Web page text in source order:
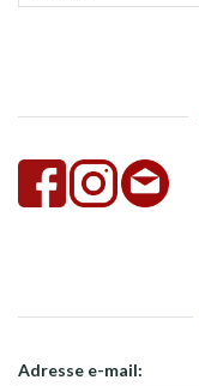
Adresse e-mail: